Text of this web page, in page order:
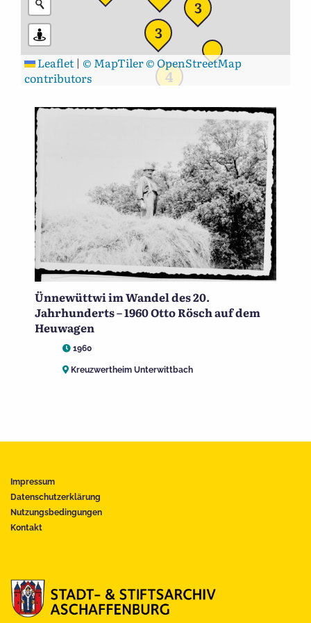
3
4
3
Leaflet | © MapTiler© OpenStreetMap
contributors
Ünnewüttwi im Wandel des 20.
Jahrhunderts – 1960 Otto Rösch auf dem
Heuwagen
1960
Kreuzwertheim Unterwittbach
Impressum
Datenschutzerklärung
Nutzungsbedingungen
Kontakt